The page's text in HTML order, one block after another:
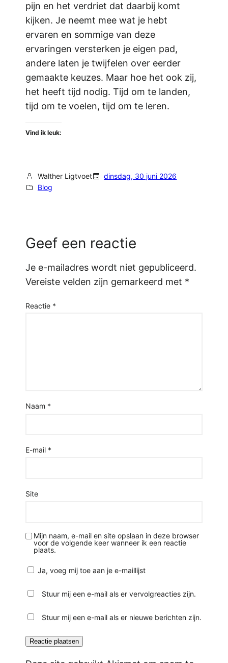
pijn en het verdriet dat daarbij komt
kijken. Je neemt mee wat je hebt
ervaren en sommige van deze
ervaringen versterken je eigen pad,
andere laten je twijfelen over eerder
gemaakte keuzes. Maar hoe het ook zij,
het heeft tijd nodig. Tijd om te landen,
tijd om te voelen, tijd om te leren.
Vind ik leuk:
Walther Ligtvoet
dinsdag, 30 juni 2026
Blog
Geef een reactie
Je e-mailadres wordt niet gepubliceerd.
Vereiste velden zijn gemarkeerd met *
Reactie *
Naam *
E-mail *
Site
Mijn naam, e-mail en site opslaan in deze browser
voor de volgende keer wanneer ik een reactie
plaats.
Ja, voeg mij toe aan je e-maillijst
Stuur mij een e-mail als er vervolgreacties zijn.
Stuur mij een e-mail als er nieuwe berichten zijn.